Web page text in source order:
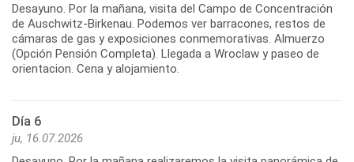
Desayuno. Por la mañana, visita del Campo de Concentración
de Auschwitz-Birkenau. Podemos ver barracones, restos de
cámaras de gas y exposiciones conmemorativas. Almuerzo
(Opción Pensión Completa). Llegada a Wroclaw y paseo de
orientacion. Cena y alojamiento.
Día 6
ju, 16.07.2026